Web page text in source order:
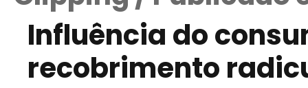
Influência do
recobrimento